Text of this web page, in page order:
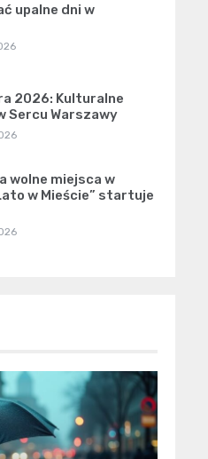
upalne dni w
2026: Kulturalne
Sercu Warszawy
wolne miejsca w
w Mieście” startuje